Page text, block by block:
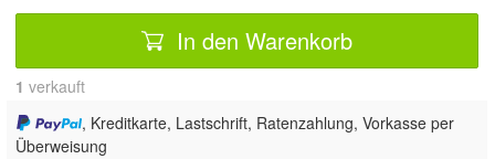
In den Warenkorb
1 verkauft
, Kreditkarte, Lastschrift, Ratenzahlung, Vorkasse per
Überweisung